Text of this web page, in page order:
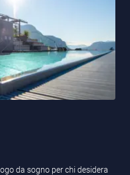
da sogno per chi desidera